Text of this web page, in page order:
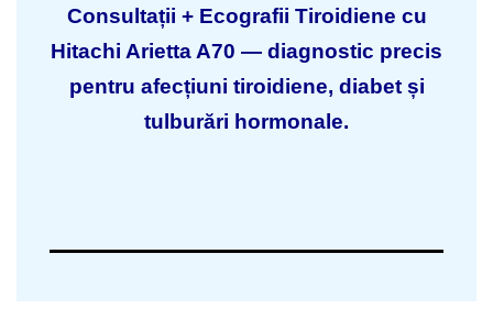
Consultații + Ecografii Tiroidiene cu
Hitachi Arietta A70 — diagnostic precis
pentru afecțiuni tiroidiene, diabet și
tulburări hormonale.